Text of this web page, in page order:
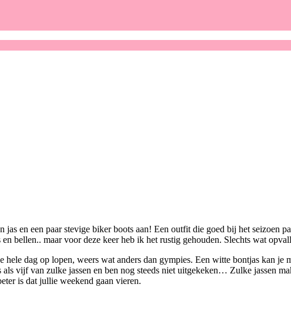
jas en een paar stevige biker boots aan! Een outfit die goed bij het seizoen
bellen.. maar voor deze keer heb ik het rustig gehouden. Slechts wat
dag op lopen, weers wat anders dan gympies. Een witte bontjas kan
vijf van zulke jassen en ben nog steeds niet uitgekeken… Zulke jassen
is dat jullie weekend gaan vieren.